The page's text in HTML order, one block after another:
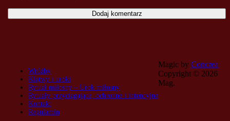
Wróżby
Klątwy i uroki
Rytuał miłosny – Urok miłosny
Rytuały przyciągające, ochronne i intencyjne
Kontakt
Regulamin
Magic by Concrea
Copyright © 2026
Mag.